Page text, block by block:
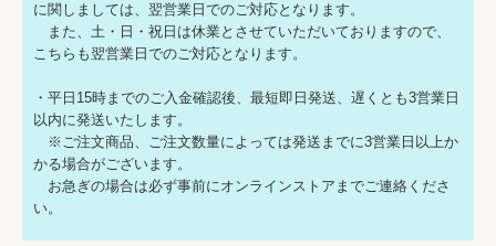
に関しましては、翌営業日でのご対応となります。
また、土・日・祝日は休業とさせていただいておりますので、
こちらも翌営業日でのご対応となります。
・平日15時までのご入金確認後、最短即日発送、遅くとも3営業日
以内に発送いたします。
※ご注文商品、ご注文数量によっては発送までに3営業日以上か
かる場合がございます。
お急ぎの場合は必ず事前にオンラインストアまでご連絡くださ
い。